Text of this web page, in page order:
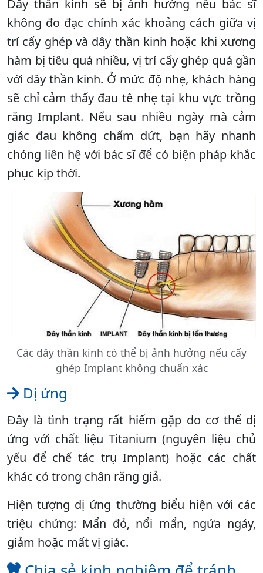
Dây thần kinh sẽ bị ảnh hưởng nếu bác sĩ
không đo đạc chính xác khoảng cách giữa vị
trí cấy ghép và dây thần kinh hoặc khi xương
hàm bị tiêu quá nhiều, vị trí cấy ghép quá gần
với dây thần kinh. Ở mức độ nhẹ, khách hàng
sẽ chỉ cảm thấy đau tê nhẹ tại khu vực trồng
răng Implant. Nếu sau nhiều ngày mà cảm
giác đau không chấm dứt, bạn hãy nhanh
chóng liên hệ với bác sĩ để có biện pháp khắc
phục kịp thời.
Các dây thần kinh có thể bị ảnh hưởng nếu cấy
ghép Implant không chuẩn xác
Dị ứng
Đây là tình trạng rất hiếm gặp do cơ thể dị
ứng với chất liệu Titanium (nguyên liệu chủ
yếu để chế tác trụ Implant) hoặc các chất
khác có trong chân răng giả.
Hiện tượng dị ứng thường biểu hiện với các
triệu chứng: Mẩn đỏ, nổi mẩn, ngứa ngáy,
giảm hoặc mất vị giác.